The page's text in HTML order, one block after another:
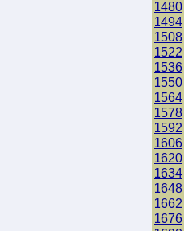
1480
1494
1508
1522
1536
1550
1564
1578
1592
1606
1620
1634
1648
1662
1676